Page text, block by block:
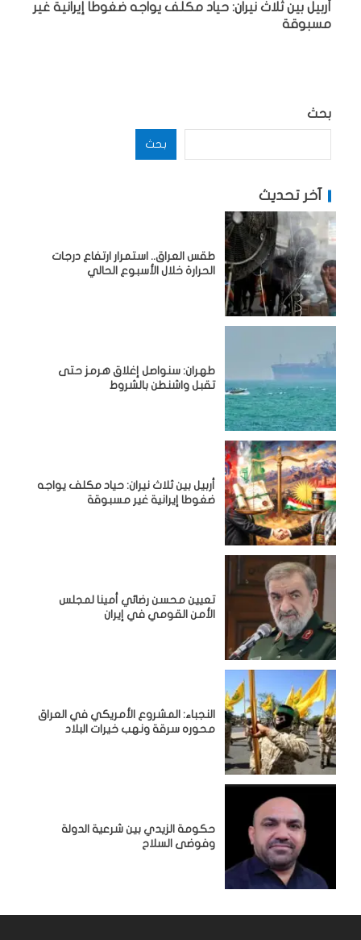
أربيل بين ثلاث نيران: حياد مكلف يواجه ضغوطا إيرانية غير
مسبوقة
بحث
بحث
آخر تحديث
طقس العراق.. استمرار ارتفاع درجات
الحرارة خلال الأسبوع الحالي
طهران: سنواصل إغلاق هرمز حتى
تقبل واشنطن بالشروط
أربيل بين ثلاث نيران: حياد مكلف يواجه
ضغوطا إيرانية غير مسبوقة
تعيين محسن رضائي أمينا لمجلس
الأمن القومي في إيران
النجباء: المشروع الأمريكي في العراق
محوره سرقة ونهب خيرات البلاد
حكومة الزيدي بين شرعية الدولة
وفوضى السلاح